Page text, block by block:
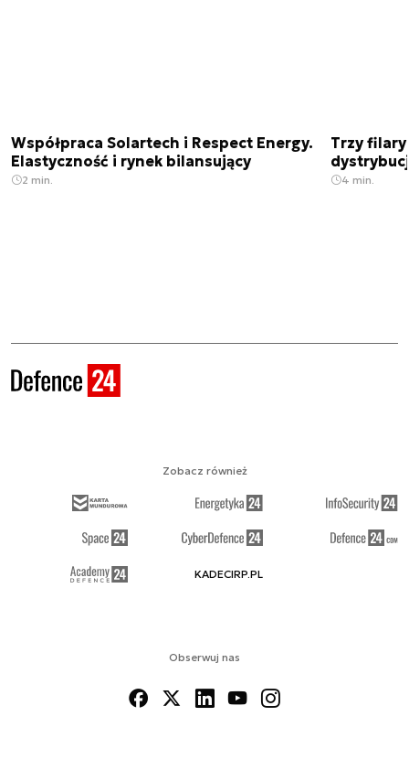
Współpraca Solartech i Respect Energy.
Elastyczność i rynek bilansujący
2 min.
Trzy filary
4 min.
Obserwuj nas
Zobacz również
KADECIRP.PL